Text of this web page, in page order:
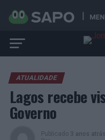
ATUALIDADE
Lagos recebe
Governo
Publicado 3 anos atrás